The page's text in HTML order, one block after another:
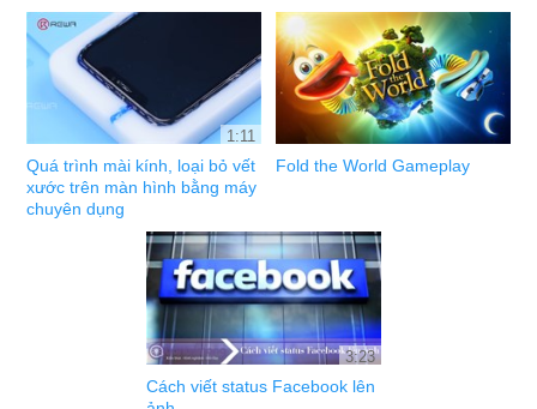
1:11
Quá trình mài kính, loại bỏ vết
xước trên màn hình bằng máy
chuyên dụng
Fold the World Gameplay
3:23
Cách viết status Facebook lên